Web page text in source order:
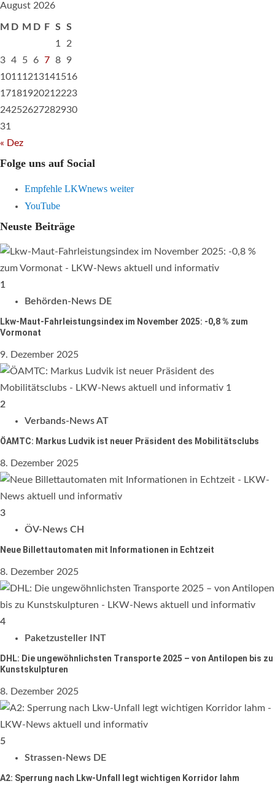
August 2026
M D M D F S S
1 2
3 4 5 6 7 8
9
10111213141516
17181920212223
24252627282930
31
« Dez
Folge uns auf Social
Empfehle LKWnews weiter
YouTube
Neuste Beiträge
1
Behörden-News DE
Lkw-Maut-Fahrleistungsindex im November 2025: -0,8 % zum
Vormonat
9. Dezember 2025
2
Verbands-News AT
ÖAMTC: Markus Ludvik ist neuer Präsident des Mobilitätsclubs
8. Dezember 2025
3
ÖV-News CH
Neue Billettautomaten mit Informationen in Echtzeit
8. Dezember 2025
4
Paketzusteller INT
DHL: Die ungewöhnlichsten Transporte 2025 – von Antilopen bis zu
Kunstskulpturen
8. Dezember 2025
5
Strassen-News DE
A2: Sperrung nach Lkw-Unfall legt wichtigen Korridor lahm